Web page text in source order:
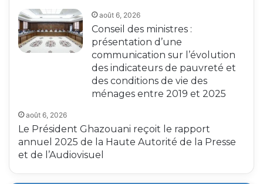
août 6, 2026
Conseil des ministres :
présentation d’une
communication sur l’évolution
des indicateurs de pauvreté et
des conditions de vie des
ménages entre 2019 et 2025
août 6, 2026
Le Président Ghazouani reçoit le rapport
annuel 2025 de la Haute Autorité de la Presse
et de l’Audiovisuel